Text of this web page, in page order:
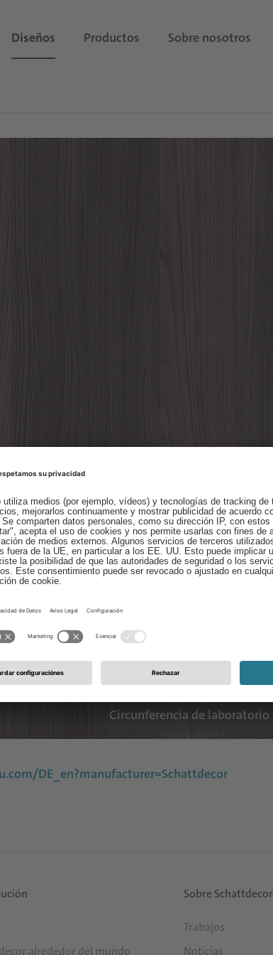
Diseños Productos Sobre nosotros
Layout completo
Circunferencia de laboratorio
DE_en?manufacturer=Schattdecor
alrededor del mundo
Sobre Schattdecor
Trabajos
Noticias